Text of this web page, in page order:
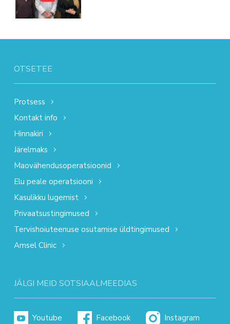
OTSETEE
Protsess
Kontakt info
Hinnakiri
Järelmaks
Maovähendusoperatsioonid
Elu peale operatsiooni
Kasulikku lugemist
Privaatsustingimused
Tervishoiuteenuse osutamise üldtingimused
Amsel Clinic
JÄLGI MEID SOTSIAALMEEDIAS
Youtube Facebook Instagram